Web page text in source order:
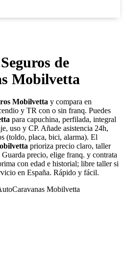
de
Mobilvetta
Mobilvetta y compara en
y TR con o sin franq. Puedes
para capuchina, perfilada, integral
uso y CP. Añade asistencia 24h,
(toldo, placa, bici, alarma). El
prioriza precio claro, taller
precio, elige franq. y contrata
con edad e historial; libre taller si
en España. Rápido y fácil.